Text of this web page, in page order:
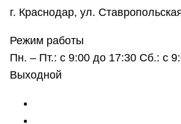
г. Краснодар, ул.
Режим работы
Пн. – Пт.: с 9:00 до 17:30 Сб.: с
Выходной